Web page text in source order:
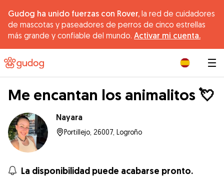
Gudog ha unido fuerzas con Rover, la red de cuidadores
de mascotas y paseadores de perros de cinco estrellas
más grande y confiable del mundo. Activar mi cuenta.
Me encantan los animalitos 💘
Nayara
Portillejo, 26007, Logroño
La disponibilidad puede acabarse pronto.